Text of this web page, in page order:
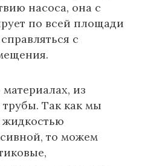
насоса, она с
по всей площади
с
из
Так как мы
жидкостью
то можем